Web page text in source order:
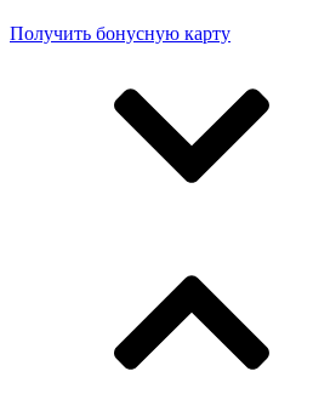
Получить бонусную карту